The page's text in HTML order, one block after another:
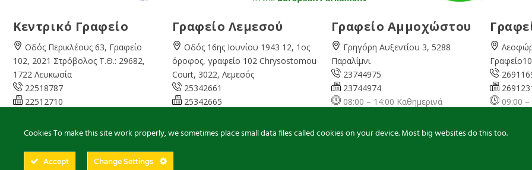
Κεντρικό Γραφείο
Οδός Περικλέους 63, Γραφείο
102, 2021 Στρόβολος Τ.Θ.: 29682,
1722 Λευκωσία
22518787
22512710
info@cyprusgreens.org
Γραφείο Λεμεσού
Οδός 16ης Ιουνίου 1943 12, 1ος
όροφος, γραφείο 102 Chrysostomou
Court, 3022, Λεμεσός
25342661
25342665
limassol@cyprusgreens.org
Γραφείο Αμμοχώστου
Γρηγόρη Αυξεντίου 3, 5288
Παραλίμνι
23744975
23744974
08:00 – 14:00 Καθημερινά
09:00
Cookies To make this site work properly, we sometimes place small data files called cookies on your device. Most big websites do this too.
Accept Change Settings